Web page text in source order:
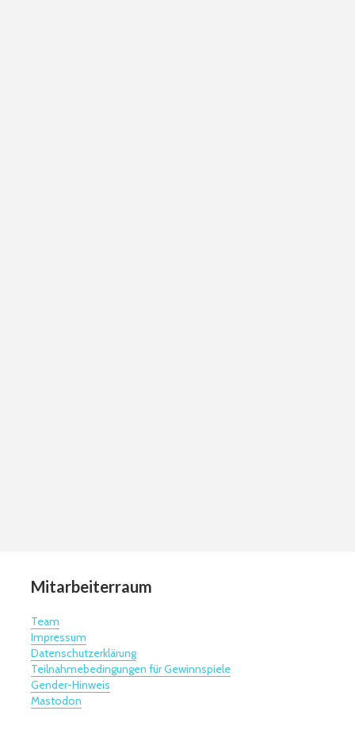
Mitarbeiterraum
Team
Impressum
Datenschutzerklärung
Teilnahmebedingungen für Gewinnspiele
Gender-Hinweis
Mastodon